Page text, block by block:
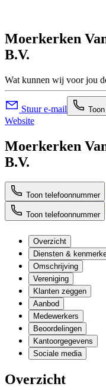
Moerkerken
B.V.
Wat kunnen wij voor jou
Stuur e-mail
Website
Moerkerken
B.V.
Toon telefoonnummer
Toon telefoonnummer
Overzicht
Diensten &
Omschrijving
Vereniging
Klanten zeggen
Aanbod
Medewerkers
Beoordelingen
Kantoorgegevens
Sociale media
Overzicht